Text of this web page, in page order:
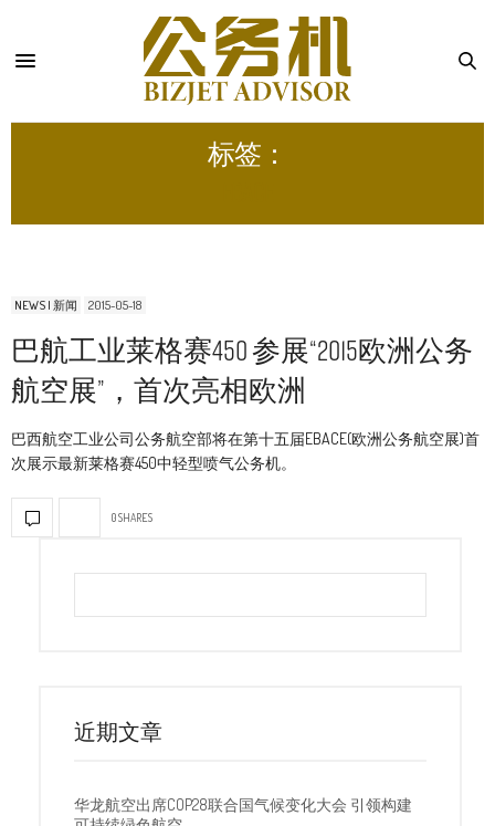
标签：
NEWS | 新闻 2015-05-18
巴航工业莱格赛450 参展“2015欧洲公务
航空展”，首次亮相欧洲
巴西航空工业公司公务航空部将在第十五届EBACE(欧洲公务航空展)首
次展示最新莱格赛450中轻型喷气公务机。
0 SHARES
近期文章
华龙航空出席COP28联合国气候变化大会 引领构建